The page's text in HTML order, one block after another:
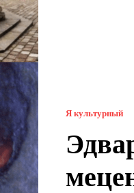
Я культурный